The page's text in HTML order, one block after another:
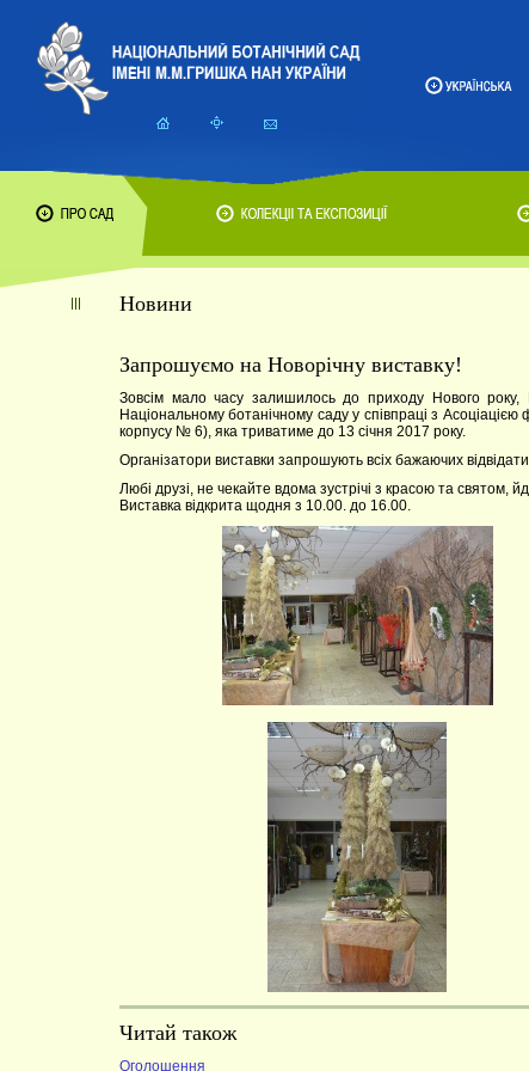
Новини
Запрошуємо на Новорічну виставку!
Зовсім мало часу залишилось до приходу Нового року,
Національному ботанічному саду у співпраці з
корпусу № 6), яка триватиме до 13 січня 2017 року.
Організатори виставки запрошують всіх бажаючих
Любі друзі, не чекайте вдома зустрічі з красою та святом,
Виставка відкрита щодня з 10.00. до 16.00.
Читай також
Оголошення